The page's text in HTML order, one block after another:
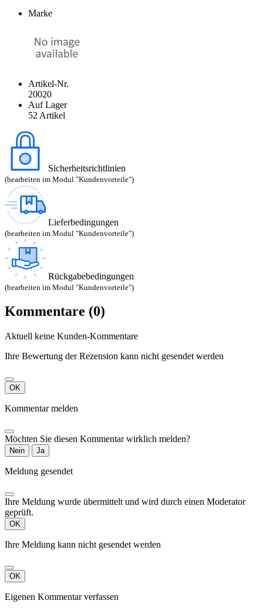
Marke
Artikel-Nr.
20020
Auf Lager
52 Artikel
Sicherheitsrichtlinien
(bearbeiten im Modul "Kundenvorteile")
Lieferbedingungen
(bearbeiten im Modul "Kundenvorteile")
Rückgabebedingungen
(bearbeiten im Modul "Kundenvorteile")
Kommentare (0)
Aktuell keine Kunden-Kommentare
Ihre Bewertung der Rezension kann nicht gesendet werden
OK
Kommentar melden
Möchten Sie diesen Kommentar wirklich melden?
Nein Ja
Meldung gesendet
Ihre Meldung wurde übermittelt und wird durch einen Moderator
geprüft.
OK
Ihre Meldung kann nicht gesendet werden
OK
Eigenen Kommentar verfassen